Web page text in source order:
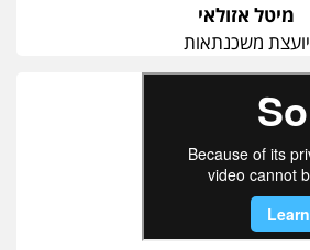
מיטל אזולאי
יועצת משכנתאות